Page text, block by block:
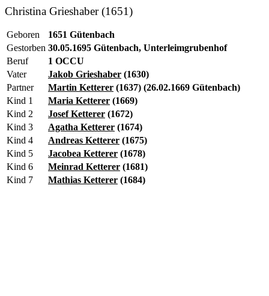
Christina Grieshaber (1651)
Geboren
1651 Gütenbach
Gestorben 30.05.1695 Gütenbach, Unterleimgrubenhof
Beruf
1 OCCU
Vater
Jakob Grieshaber (1630)
Partner
Martin Ketterer (1637) (26.02.1669 Gütenbach)
Kind 1
Maria Ketterer (1669)
Kind 2
Josef Ketterer (1672)
Kind 3
Agatha Ketterer (1674)
Kind 4
Andreas Ketterer (1675)
Kind 5
Jacobea Ketterer (1678)
Kind 6
Meinrad Ketterer (1681)
Kind 7
Mathias Ketterer (1684)